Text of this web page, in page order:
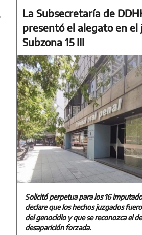
La Subsecretaría de
presentó el alegato en el
Subzona 15 III
Solicitó perpetua para los 16
declare que los hechos juzgados
del genocidio y que se reconozca el
desaparición forzada.